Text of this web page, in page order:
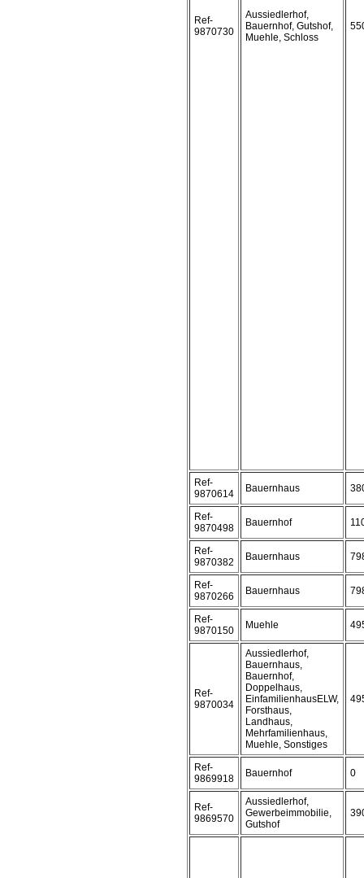
Ref-
9870730
Aussiedlerhof,
Bauernhof, Gutshof,
Muehle, Schloss
Ref-
9870614
Bauernhaus
Ref-
9870498
Bauernhof
Ref-
9870382
Bauernhaus
Ref-
9870266
Bauernhaus
Ref-
9870150
Muehle
Ref-
9870034
Aussiedlerhof,
Bauernhaus,
Bauernhof,
Doppelhaus,
EinfamilienhausELW,
Forsthaus,
Landhaus,
Mehrfamilienhaus,
Muehle, Sonstiges
Ref-
9869918
Bauernhof 0
Ref-
9869570
Aussiedlerhof,
Gewerbeimmobilie,
Gutshof